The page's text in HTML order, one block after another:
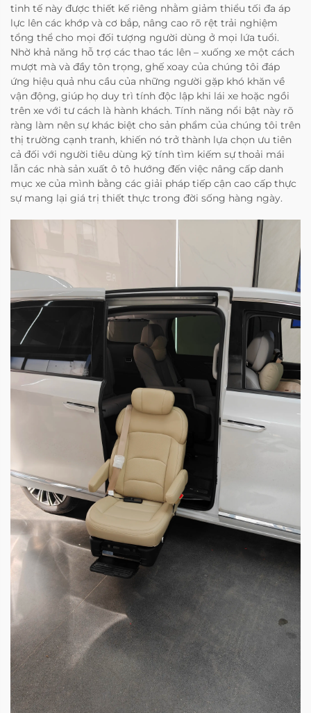
tinh tế này được thiết kế riêng nhằm giảm thiểu tối đa áp
lực lên các khớp và cơ bắp, nâng cao rõ rệt trải nghiệm
tổng thể cho mọi đối tượng người dùng ở mọi lứa tuổi.
Nhờ khả năng hỗ trợ các thao tác lên – xuống xe một cách
mượt mà và đầy tôn trọng, ghế xoay của chúng tôi đáp
ứng hiệu quả nhu cầu của những người gặp khó khăn về
vận động, giúp họ duy trì tính độc lập khi lái xe hoặc ngồi
trên xe với tư cách là hành khách. Tính năng nổi bật này rõ
ràng làm nên sự khác biệt cho sản phẩm của chúng tôi trên
thị trường cạnh tranh, khiến nó trở thành lựa chọn ưu tiên
cả đối với người tiêu dùng kỹ tính tìm kiếm sự thoải mái
lẫn các nhà sản xuất ô tô hướng đến việc nâng cấp danh
mục xe của mình bằng các giải pháp tiếp cận cao cấp thực
sự mang lại giá trị thiết thực trong đời sống hàng ngày.